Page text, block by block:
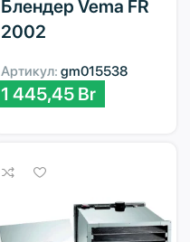
Блендер Vema FR
2002
Артикул: gm015538
1 445,45 Br